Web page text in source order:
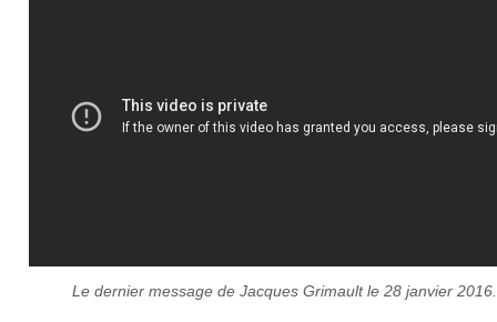
Le dernier message de Jacques Grimault le 28 janvier 2016.